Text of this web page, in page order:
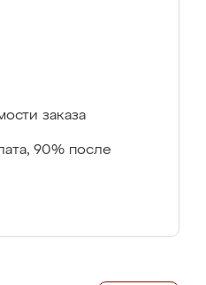
заказа
90% после